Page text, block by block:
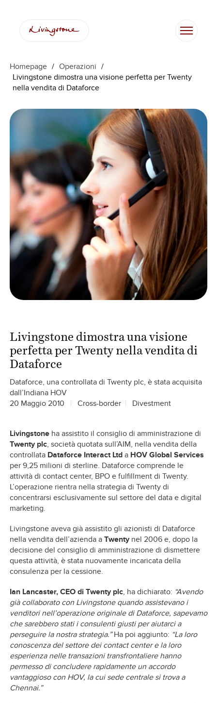
Homepage / Operazioni /
Livingstone dimostra una visione perfetta per Twenty
nella vendita di Dataforce
Livingstone dimostra una visione
perfetta per Twenty nella vendita di
Dataforce
Dataforce, una controllata di Twenty plc, è stata acquisita
dall’Indiana HOV
20 Maggio 2010
Cross-border Divestment
Livingstone ha assistito il consiglio di amministrazione di
Twenty plc, società quotata sull’AIM, nella vendita della
controllata Dataforce Interact Ltd a HOV Global Services
per 9,25 milioni di sterline. Dataforce comprende le
attività di contact center, BPO e fulfillment di Twenty.
L’operazione rientra nella strategia di Twenty di
concentrarsi esclusivamente sul settore del data e digital
marketing.
Livingstone aveva già assistito gli azionisti di Dataforce
nella vendita dell’azienda a Twenty nel 2006 e, dopo la
decisione del consiglio di amministrazione di dismettere
questa attività, è stata nuovamente incaricata della
consulenza per la cessione.
Ian Lancaster, CEO di Twenty plc, ha dichiarato: “Avendo
già collaborato con Livingstone quando assistevano i
venditori nell’operazione originale di Dataforce, sapevamo
che sarebbero stati i consulenti giusti per aiutarci a
perseguire la nostra strategia.”Ha poi aggiunto: “La loro
conoscenza del settore dei contact center e la loro
esperienza nelle transazioni transfrontaliere hanno
permesso di concludere rapidamente un accordo
vantaggioso con HOV, la cui sede centrale si trova a
Chennai.”